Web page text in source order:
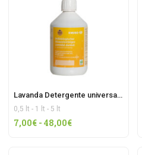
Lavanda Detergente universale EMIKO® alla lavanda
0,5 lt - 1 lt - 5 lt
7,00€ - 48,00€Fascia